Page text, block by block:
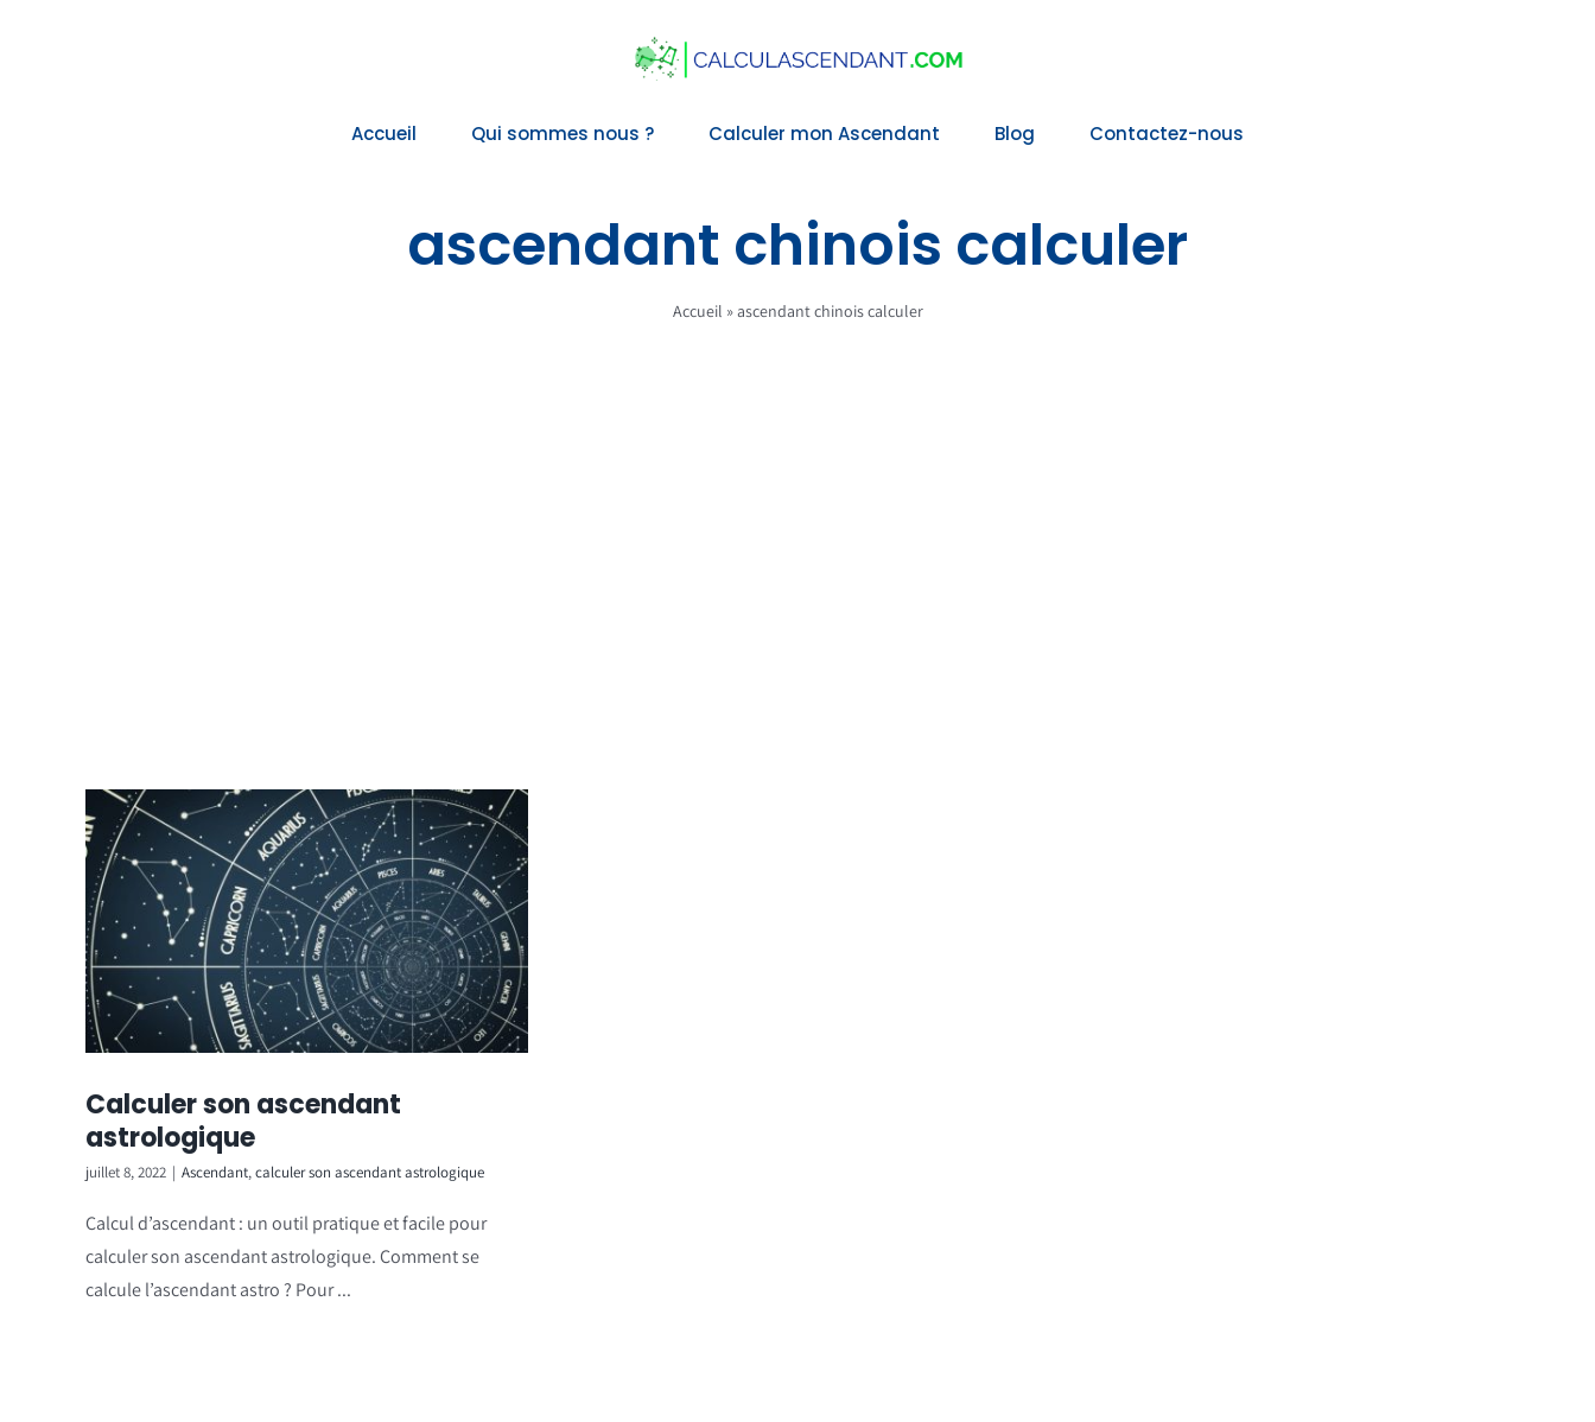
Accueil Qui sommes nous ? Calculer mon Ascendant Blog Contactez-nous
ascendant chinois calculer
Accueil »ascendant chinois calculer
Calculer son ascendant
astrologique
juillet 8, 2022 | Ascendant,calculer son ascendant astrologique
Calcul d’ascendant : un outil pratique et facile pour
calculer son ascendant astrologique. Comment se
calcule l’ascendant astro ? Pour ...